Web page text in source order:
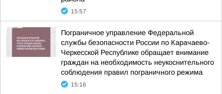
15:57
Пограничное управление Федеральной
службы безопасности России по Карачаево-
Черкесской Республике обращает внимание
граждан на необходимость неукоснительного
соблюдения правил пограничного режима
15:16